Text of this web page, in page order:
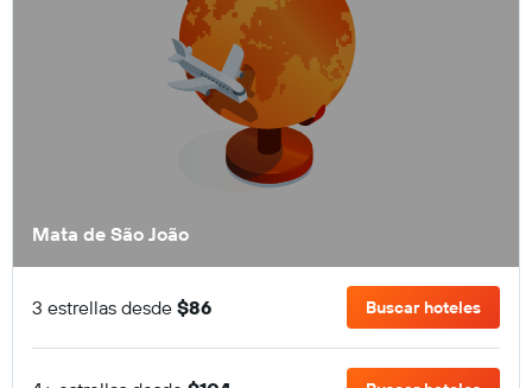
Mata de São João
3 estrellas desde $86 Buscar hoteles